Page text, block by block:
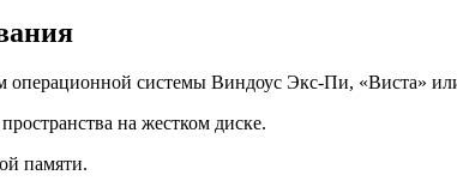
операционной системы Виндоус Экс-Пи, «Виста»
на жестком диске.
памяти.